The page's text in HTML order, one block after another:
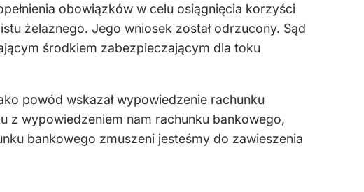
obowiązków w celu osiągnięcia korzyści
żelaznego. Jego wniosek został odrzucony. Sąd
środkiem zabezpieczającym dla toku
powód wskazał wypowiedzenie rachunku
z wypowiedzeniem nam rachunku bankowego,
bankowego zmuszeni jesteśmy do zawieszenia